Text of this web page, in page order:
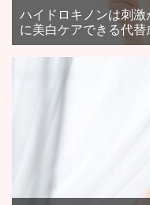
ハイドロキノンは刺
に美白ケアできる代替